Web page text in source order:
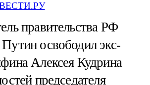
правительства РФ
освободил экс-
Алексея Кудрина
председателя